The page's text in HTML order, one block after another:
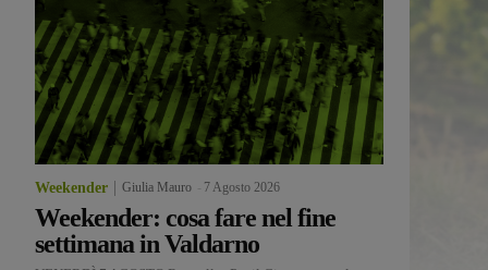
Weekender Giulia Mauro 7 Agosto 2026
Weekender: cosa fare nel fine
settimana in Valdarno